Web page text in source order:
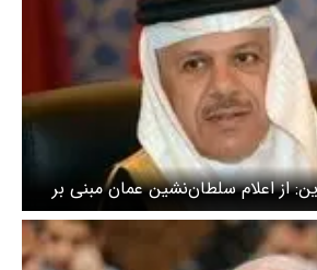
وزیر امور خارجه بحرین: از اعلام سلطان‌نشین عمان مبنی بر
برای کشتی‌هایی که مایل به عبور از
می‌کنیم